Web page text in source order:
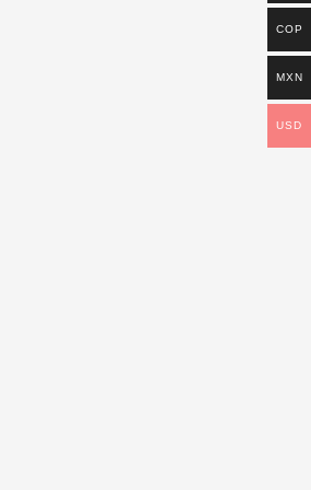
COP
MXN
USD